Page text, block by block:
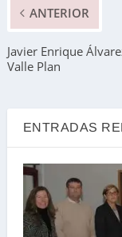
ANTERIOR
Javier Enrique
Valle Plan
ENTRADAS